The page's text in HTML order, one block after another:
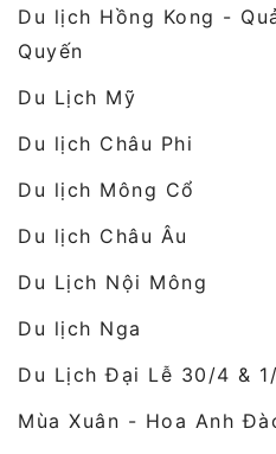
Du lịch Hồng Kong -
Quyến
Du Lịch Mỹ
Du lịch Châu Phi
Du lịch Mông Cổ
Du lịch Châu Âu
Du Lịch Nội Mông
Du lịch Nga
Du Lịch Đại Lễ 30/4 &
Mùa Xuân - Hoa Anh